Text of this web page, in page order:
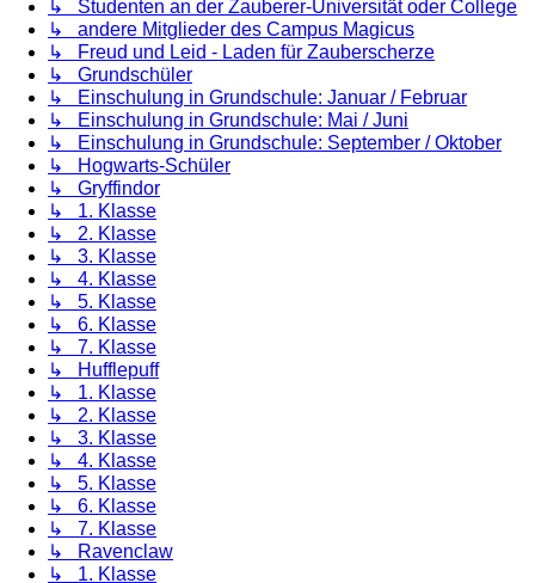
↳ Studenten an der Zauberer-Universität oder College
↳ andere Mitglieder des Campus Magicus
↳ Freud und Leid - Laden für Zauberscherze
↳ Grundschüler
↳ Einschulung in Grundschule: Januar / Februar
↳ Einschulung in Grundschule: Mai / Juni
↳ Einschulung in Grundschule: September / Oktober
↳ Hogwarts-Schüler
↳ Gryffindor
↳ 1. Klasse
↳ 2. Klasse
↳ 3. Klasse
↳ 4. Klasse
↳ 5. Klasse
↳ 6. Klasse
↳ 7. Klasse
↳ Hufflepuff
↳ 1. Klasse
↳ 2. Klasse
↳ 3. Klasse
↳ 4. Klasse
↳ 5. Klasse
↳ 6. Klasse
↳ 7. Klasse
↳ Ravenclaw
↳ 1. Klasse